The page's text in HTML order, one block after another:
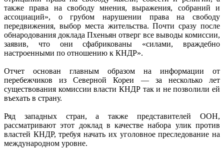
также права на свободу мнения, выражения, собраний и
ассоциаций», о грубом нарушении права на свободу
передвижения, выбор места жительства. Почти сразу после
обнародования доклада Пхеньян отверг все выводы комиссии,
заявив, что они сфабрикованы «силами, враждебно
настроенными по отношению к КНДР».
Отчет основан главным образом на информации от
перебежчиков из Северной Кореи — за несколько лет
существования комиссии власти КНДР так и не позволили ей
въехать в страну.
Ряд западных стран, а также представителей ООН,
рассматривают этот доклад в качестве набора улик против
властей КНДР, требуя начать их уголовное преследование на
международном уровне.